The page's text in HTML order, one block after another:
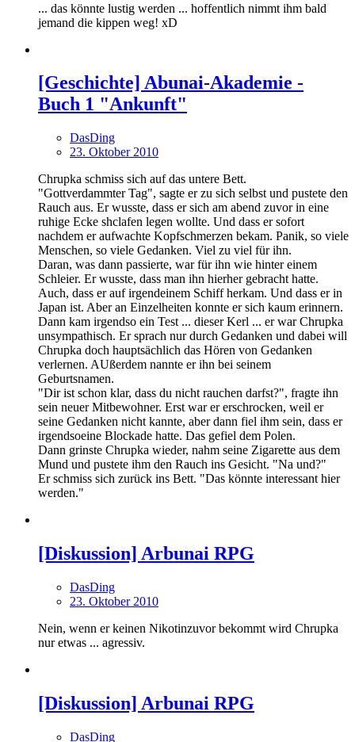
... das könnte lustig werden ... hoffentlich nimmt ihm bald
jemand die kippen weg! xD
[Geschichte] Abunai-Akademie -
Buch 1 "Ankunft"
DasDing
23. Oktober 2010
Chrupka schmiss sich auf das untere Bett.
"Gottverdammter Tag", sagte er zu sich selbst und pustete den
Rauch aus. Er wusste, dass er sich am abend zuvor in eine
ruhige Ecke shclafen legen wollte. Und dass er sofort
nachdem er aufwachte Kopfschmerzen bekam. Panik, so viele
Menschen, so viele Gedanken. Viel zu viel für ihn.
Daran, was dann passierte, war für ihn wie hinter einem
Schleier. Er wusste, dass man ihn hierher gebracht hatte.
Auch, dass er auf irgendeinem Schiff herkam. Und dass er in
Japan ist. Aber an Einzelheiten konnte er sich kaum erinnern.
Dann kam irgendso ein Test ... dieser Kerl ... er war Chrupka
unsympathisch. Er sprach nur durch Gedanken und dabei will
Chrupka doch hauptsächlich das Hören von Gedanken
verlernen. AUßerdem nannte er ihn bei seinem
Geburtsnamen.
"Dir ist schon klar, dass du nicht rauchen darfst?", fragte ihn
sein neuer Mitbewohner. Erst war er erschrocken, weil er
seine Gedanken nicht kannte, aber dann fiel ihm sein, dass er
irgendsoeine Blockade hatte. Das gefiel dem Polen.
Dann grinste Chrupka wieder, nahm seine Zigarette aus dem
Mund und pustete ihm den Rauch ins Gesicht. "Na und?"
Er schmiss sich zurück ins Bett. "Das könnte interessant hier
werden."
[Diskussion] Arbunai RPG
DasDing
23. Oktober 2010
Nein, wenn er keinen Nikotinzuvor bekommt wird Chrupka
nur etwas ... agressiv.
[Diskussion] Arbunai RPG
DasDing